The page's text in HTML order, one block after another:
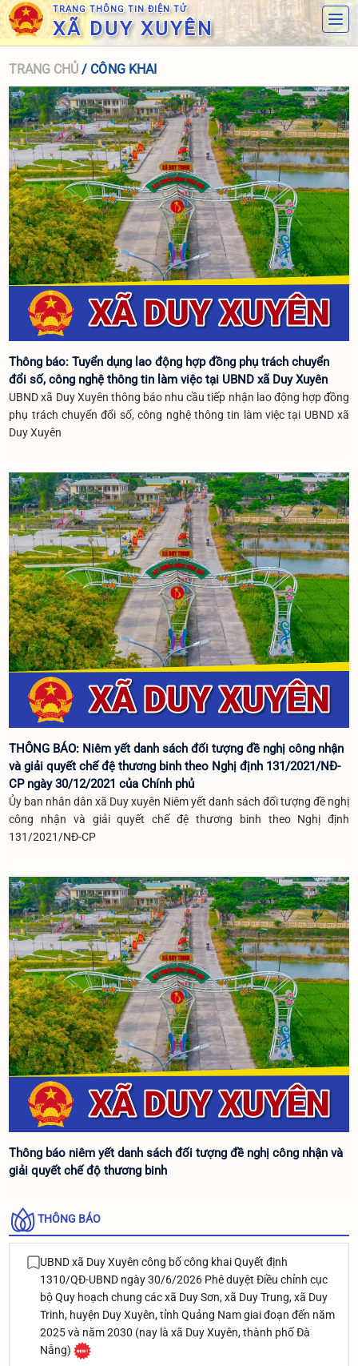
TRANG THÔNG TIN ĐIỆN TỬ
XÃ DUY XUYÊN
TRANG CHỦ / CÔNG KHAI
Thông báo: Tuyển dụng lao động hợp đồng phụ trách chuyển
đổi số, công nghệ thông tin làm việc tại UBND xã Duy Xuyên
UBND xã Duy Xuyên thông báo nhu cầu tiếp nhận lao động hợp đồng
phụ trách chuyển đổi số, công nghệ thông tin làm việc tại UBND xã
Duy Xuyên
THÔNG BÁO: Niêm yết danh sách đối tượng đề nghị công nhận
và giải quyết chế đệ thương binh theo Nghị định 131/2021/NĐ-
CP ngày 30/12/2021 của Chính phủ
Ủy ban nhân dân xã Duy xuyên Niêm yết danh sách đối tượng đề nghị
công nhận và giải quyết chế đệ thương binh theo Nghị định
131/2021/NĐ-CP
Thông báo niêm yết danh sách đối tượng đề nghị công nhận và
giải quyết chế độ thương binh
THÔNG BÁO
UBND xã Duy Xuyên công bố công khai Quyết định
1310/QĐ-UBND ngày 30/6/2026 Phê duyệt Điều chỉnh cục
bộ Quy hoạch chung các xã Duy Sơn, xã Duy Trung, xã Duy
Trinh, huyện Duy Xuyên, tỉnh Quảng Nam giai đoạn đến năm
2025 và năm 2030 (nay là xã Duy Xuyên, thành phố Đà
Nẵng)